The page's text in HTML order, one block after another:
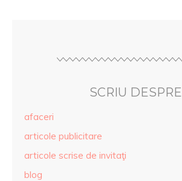
SCRIU DESPRE
afaceri
articole publicitare
articole scrise de invitaţi
blog